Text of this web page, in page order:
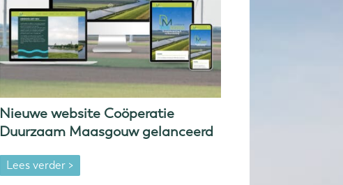
Nieuwe website Coöperatie
Duurzaam Maasgouw gelanceerd
Lees verder >